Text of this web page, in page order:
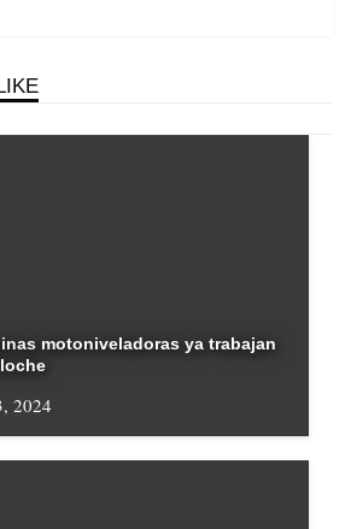
motoniveladoras ya trabajan
2024